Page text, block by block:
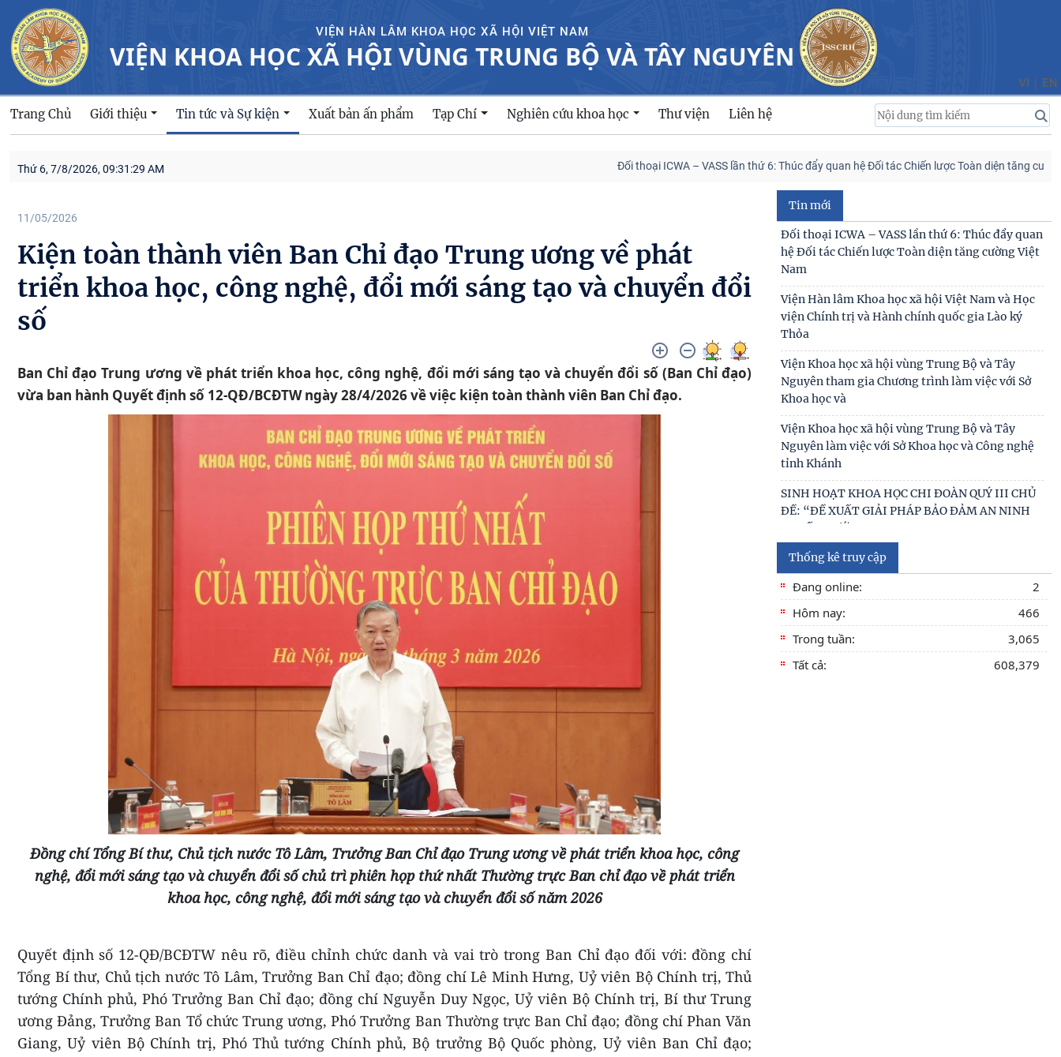
VIỆN HÀN LÂM KHOA HỌC XÃ HỘI VIỆT NAM
VIỆN KHOA HỌC XÃ HỘI VÙNG TRUNG BỘ VÀ TÂY NGUYÊN
VI | EN
Trang Chủ Giới thiệu Tin tức và Sự kiện Xuất bản ấn phẩm Tạp Chí Nghiên cứu khoa học Thư viện Liên hệ
Thứ 6, 7/8/2026, 09:31:30 AM Đối thoại ICWA – VASS lần thứ 6: Thúc đẩy quan hệ Đối tác Chiến lược Toàn diện tăng cường Việt
11/05/2026
Kiện toàn thành viên Ban Chỉ đạo Trung ương về phát
triển khoa học, công nghệ, đổi mới sáng tạo và chuyển đổi
số
Ban Chỉ đạo Trung ương về phát triển khoa học, công nghệ, đổi mới sáng tạo và chuyển đổi số (Ban Chỉ đạo)
vừa ban hành Quyết định số 12-QĐ/BCĐTW ngày 28/4/2026 về việc kiện toàn thành viên Ban Chỉ đạo.
Đồng chí Tổng Bí thư, Chủ tịch nước Tô Lâm, Trưởng Ban Chỉ đạo Trung ương về phát triển khoa học, công
nghệ, đổi mới sáng tạo và chuyển đổi số chủ trì phiên họp thứ nhất Thường trực Ban chỉ đạo về phát triển
khoa học, công nghệ, đổi mới sáng tạo và chuyển đổi số năm 2026
Quyết định số 12-QĐ/BCĐTW nêu rõ, điều chỉnh chức danh và vai trò trong Ban Chỉ đạo đối với: đồng chí
Tổng Bí thư, Chủ tịch nước Tô Lâm, Trưởng Ban Chỉ đạo; đồng chí Lê Minh Hưng, Uỷ viên Bộ Chính trị, Thủ
tướng Chính phủ, Phó Trưởng Ban Chỉ đạo; đồng chí Nguyễn Duy Ngọc, Uỷ viên Bộ Chính trị, Bí thư Trung
ương Đảng, Trưởng Ban Tổ chức Trung ương, Phó Trưởng Ban Thường trực Ban Chỉ đạo; đồng chí Phan Văn
Giang, Uỷ viên Bộ Chính trị, Phó Thủ tướng Chính phủ, Bộ trưởng Bộ Quốc phòng, Uỷ viên Ban Chỉ đạo;
Tin mới
Đối thoại ICWA – VASS lần thứ 6: Thúc đẩy quan
hệ Đối tác Chiến lược Toàn diện tăng cường Việt
Nam
Viện Hàn lâm Khoa học xã hội Việt Nam và Học
viện Chính trị và Hành chính quốc gia Lào ký
Thỏa
Viện Khoa học xã hội vùng Trung Bộ và Tây
Nguyên tham gia Chương trình làm việc với Sở
Khoa học và
Viện Khoa học xã hội vùng Trung Bộ và Tây
Nguyên làm việc với Sở Khoa học và Công nghệ
tỉnh Khánh
SINH HOẠT KHOA HỌC CHI ĐOÀN QUÝ III CHỦ
ĐỀ: “ĐỀ XUẤT GIẢI PHÁP BẢO ĐẢM AN NINH
NGUỒN NƯỚC PHỤC VỤ
Viện Khoa học xã hội vùng Trung Bộ và Tây
Nguyên đóng góp luận cứ khoa học để hoàn
thiện cơ chế
KHẢO SÁT VÀ TƯ VẤN PHÁT TRIỂN DU LỊCH
CỘNG ĐỒNG TẠI XÃ THƯỢNG ĐỨC, THÀNH PHỐ
ĐÀ NẴNG
Thống kê truy cập
Đang online:
2
Hôm nay:
466
Trong tuần:
3,065
Tất cả:
608,379